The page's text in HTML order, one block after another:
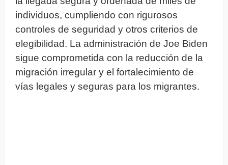
individuos, cumpliendo con rigurosos
controles de seguridad y otros criterios de
elegibilidad. La administración de Joe Biden
sigue comprometida con la reducción de la
migración irregular y el fortalecimiento de
vías legales y seguras para los migrantes.